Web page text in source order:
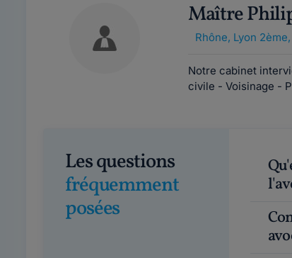
Maître
Rhône, Lyon
Notre cabinet
civile - Voisinage -
Les questions
fréquemment
posées
Qu'est-ce que le Droit des Affaires et en quoi
Comment obtenir un rendez-vous avec un